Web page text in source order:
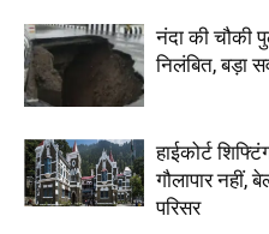
नंदा की चौकी
निलंबित, बड़ा
हाईकोर्ट
गौलापार नहीं,
परिसर